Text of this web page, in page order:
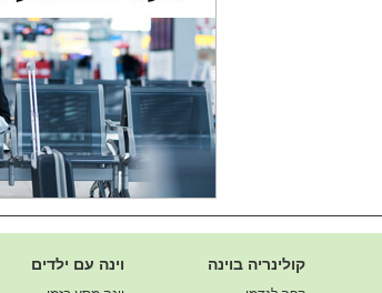
קולינריה בוינה וינה עם ילדים